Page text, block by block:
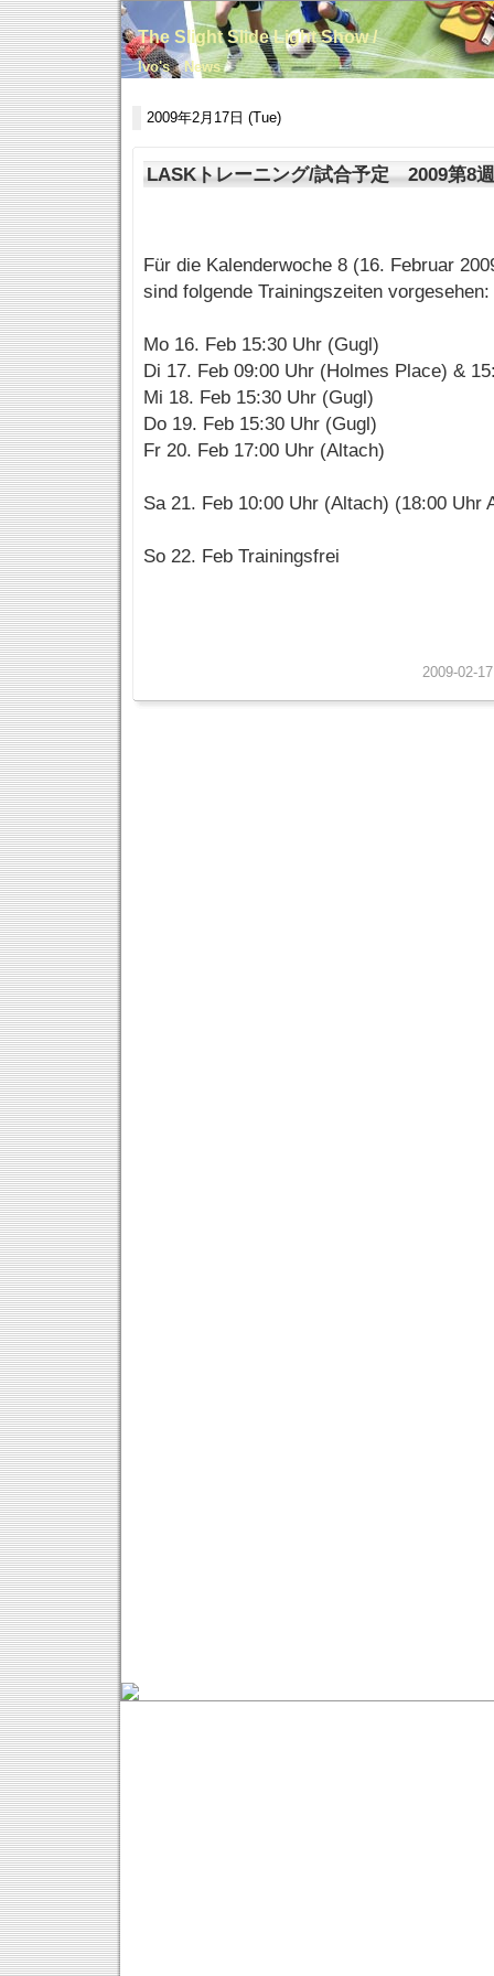
The Slight Slide Light Show /
Ivo's News
2009年2月17日 (Tue)
LASKトレーニング/試合予定 2009第8週
Für die Kalenderwoche 8 (16. Februar
sind folgende Trainingszeiten vorgesehen:
Mo 16. Feb 15:30 Uhr (Gugl)
Di 17. Feb 09:00 Uhr (Holmes Place) &
Mi 18. Feb 15:30 Uhr (Gugl)
Do 19. Feb 15:30 Uhr (Gugl)
Fr 20. Feb 17:00 Uhr (Altach)
Sa 21. Feb 10:00 Uhr (Altach) (18:00 Uhr
So 22. Feb Trainingsfrei
2009-02-